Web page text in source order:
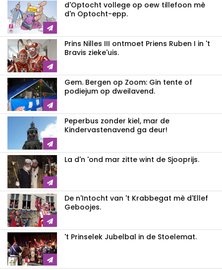
d'Optocht vollege op oew tillefoon mè
d'n Optocht-epp.
Prins Nilles III ontmoet Priens Ruben I in 't
Bravis zieke'uis.
Gem. Bergen op Zoom: Gin tente of
podiejum op dweilavend.
Peperbus zonder kiel, mar de
Kindervastenavend ga deur!
La d'n 'ond mar zitte wint de Sjooprijs.
De n'Intocht van 't Krabbegat mè d'Ellef
Geboojes.
't Prinselek Jubelbal in de Stoelemat.